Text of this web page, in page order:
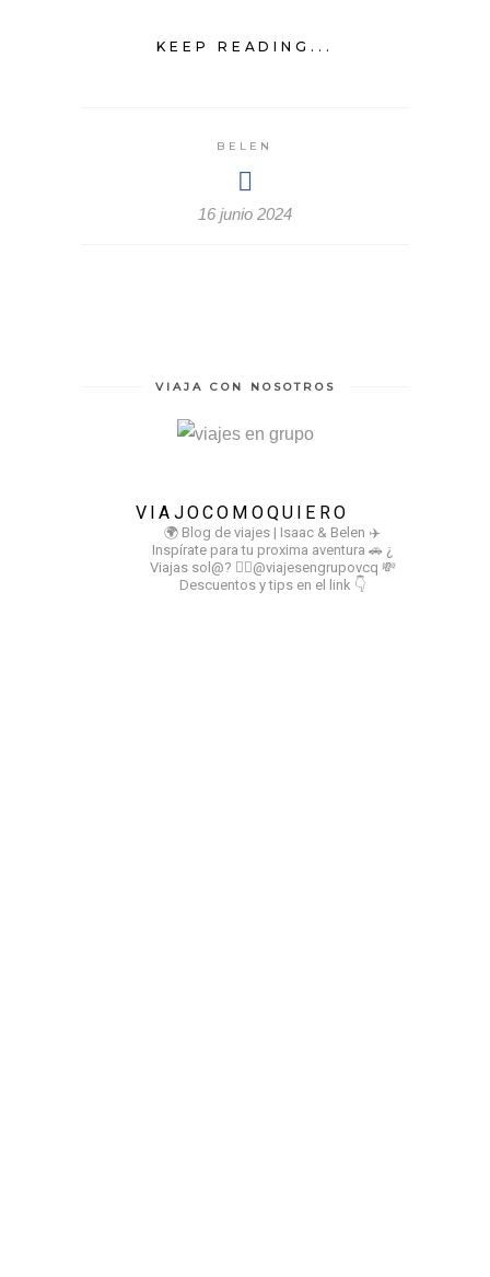
KEEP READING...
BELEN
16 junio 2024
VIAJA CON NOSOTROS
VIAJOCOMOQUIERO
🌍 Blog de viajes | Isaac & Belen ✈️
Inspírate para tu proxima aventura 🚗 ¿
Viajas sol@? 👉🏻@viajesengrupovcq 💸
Descuentos y tips en el link 👇